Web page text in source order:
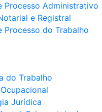
Processo Administrativo
e Registral
Processo do Trabalho
do Trabalho
Jurídica